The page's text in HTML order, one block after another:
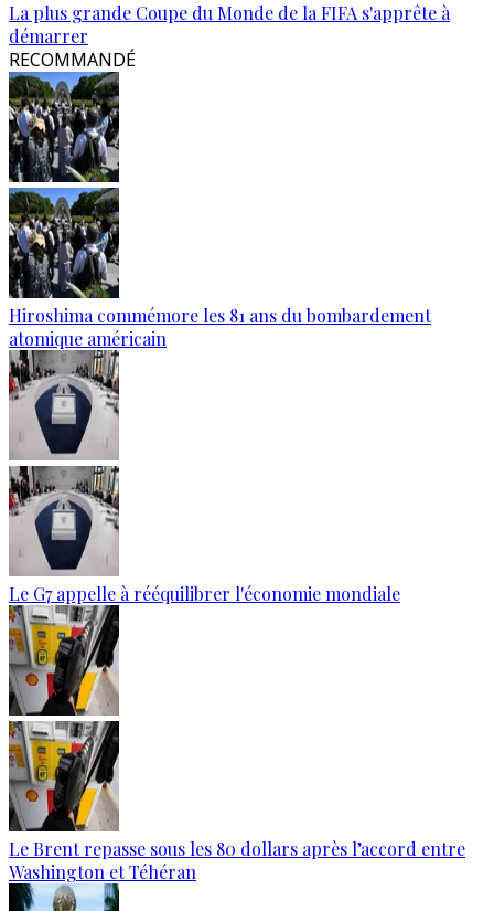
La plus grande Coupe du Monde de la FIFA s'apprête à
démarrer
RECOMMANDÉ
Hiroshima commémore les 81 ans du bombardement
atomique américain
Le G7 appelle à rééquilibrer l'économie mondiale
Le Brent repasse sous les 80 dollars après l’accord entre
Washington et Téhéran